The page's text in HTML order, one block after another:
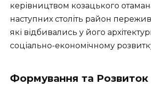
керівництвом козацького
наступних століть район пережив
які відбивались у його
соціально-економічному
Формування та Розвиток